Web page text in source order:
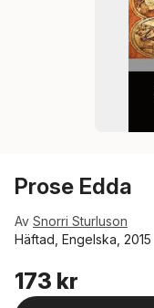
Prose Edda
Av Snorri Sturluson
Häftad, Engelska, 2015
173 kr